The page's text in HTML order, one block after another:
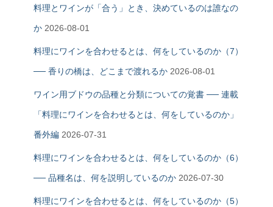
料理とワインが「合う」とき、決めているのは誰なの
か 2026-08-01
料理にワインを合わせるとは、何をしているのか（7）
── 香りの橋は、どこまで渡れるか 2026-08-01
ワイン用ブドウの品種と分類についての覚書 ── 連載
「料理にワインを合わせるとは、何をしているのか」
番外編 2026-07-31
料理にワインを合わせるとは、何をしているのか（6）
── 品種名は、何を説明しているのか 2026-07-30
料理にワインを合わせるとは、何をしているのか（5）